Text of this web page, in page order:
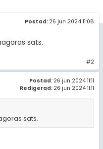
Postad: 26 jun 2024 11:08
sats.
#2
Postad: 26 jun 2024 11:11
Redigerad: 26 jun 2024 11:11
sats.
Om Pluggakuten
Allmänna villkor
Cookie-inställningar